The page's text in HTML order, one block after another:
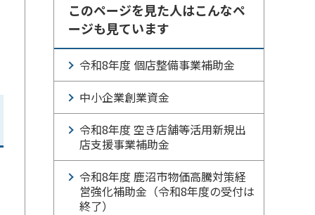
このページを見た人はこんなペ
ージも見ています
令和8年度 個店整備事業補助金
中小企業創業資金
令和8年度 空き店舗等活用新規出
店支援事業補助金
令和8年度 鹿沼市物価高騰対策経
営強化補助金（令和8年度の受付は
終了）